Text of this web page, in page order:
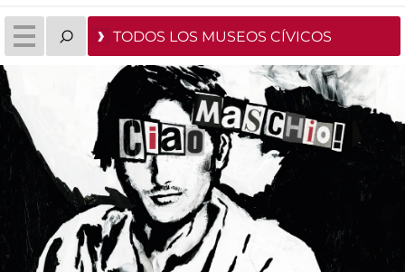
TODOS LOS MUSEOS CÍVICOS